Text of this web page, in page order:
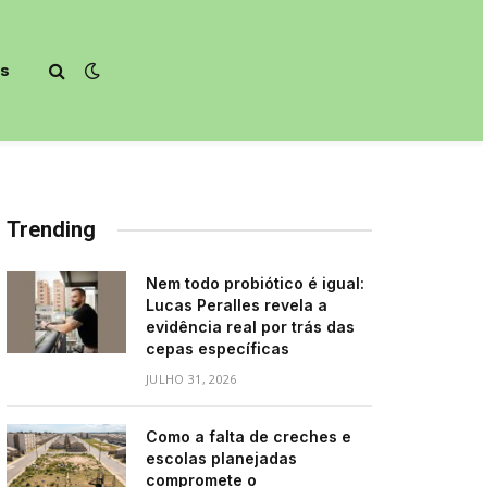
Trending
Nem todo probiótico é igual:
Lucas Peralles revela a
evidência real por trás das
cepas específicas
JULHO 31, 2026
Como a falta de creches e
escolas planejadas
compromete o